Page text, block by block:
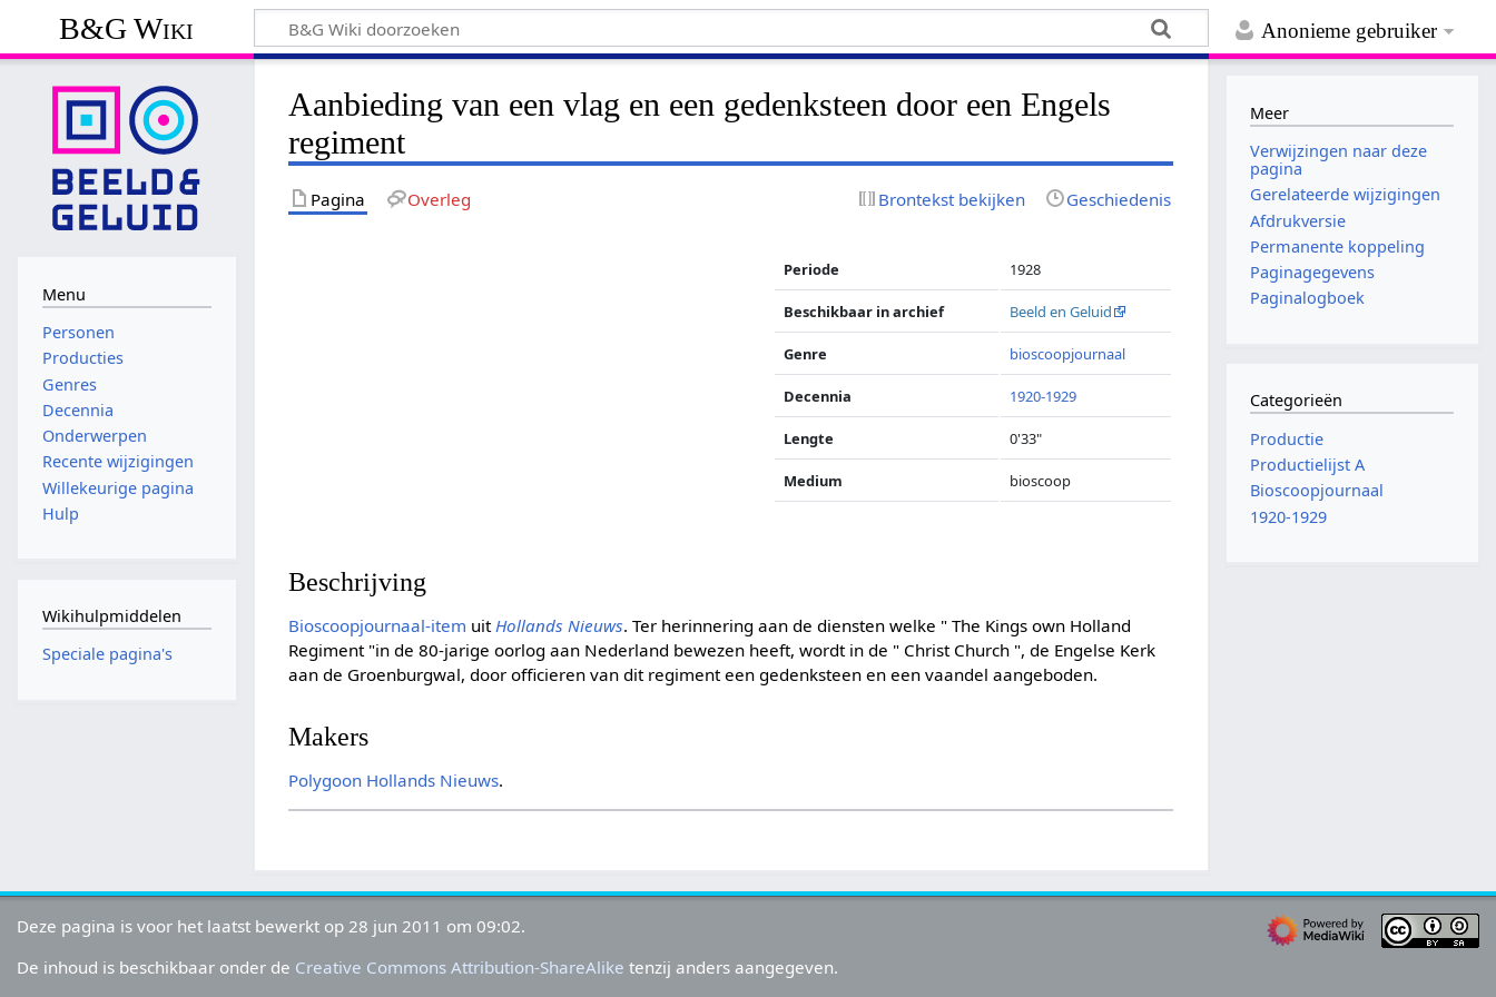
Anonieme gebruiker
B&G Wiki
Aanbieding van een vlag en een gedenksteen door een Engels
regiment
Pagina Overleg Brontekst bekijken Geschiedenis
Periode 1928
Beschikbaar in archief Beeld en Geluid
Genre bioscoopjournaal
Decennia 1920-1929
Lengte 0'33"
Medium bioscoop
Beschrijving
Bioscoopjournaal-item uitHollands Nieuws. Ter herinnering aan de diensten welke " The Kings own Holland
Regiment "in de 80-jarige oorlog aan Nederland bewezen heeft, wordt in de " Christ Church ", de Engelse Kerk
aan de Groenburgwal, door officieren van dit regiment een gedenksteen en een vaandel aangeboden.
Makers
Polygoon Hollands Nieuws.
Menu
Personen
Producties
Genres
Decennia
Onderwerpen
Recente wijzigingen
Willekeurige pagina
Hulp
Wikihulpmiddelen
Speciale pagina's
Meer
Verwijzingen naar deze
pagina
Gerelateerde wijzigingen
Afdrukversie
Permanente koppeling
Paginagegevens
Paginalogboek
Categorieën
Productie
Productielijst A
Bioscoopjournaal
1920-1929
Deze pagina is voor het laatst bewerkt op 28 jun 2011 om 09:02.
De inhoud is beschikbaar onder de Creative Commons Attribution-ShareAlike tenzij anders aangegeven.